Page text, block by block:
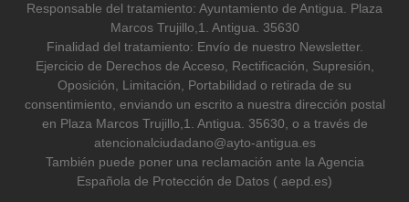
Responsable del tratamiento: Ayuntamiento de Antigua. Plaza
Marcos Trujillo,1. Antigua. 35630
Finalidad del tratamiento: Envío de nuestro Newsletter.
Ejercicio de Derechos de Acceso, Rectificación, Supresión,
Oposición, Limitación, Portabilidad o retirada de su
consentimiento, enviando un escrito a nuestra dirección postal
en Plaza Marcos Trujillo,1. Antigua. 35630, o a través de
atencionalciudadano@ayto-antigua.es
También puede poner una reclamación ante la Agencia
Española de Protección de Datos ( aepd.es)